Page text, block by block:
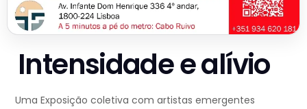
Intensidade e alívio
Uma Exposição coletiva com artistas emergentes